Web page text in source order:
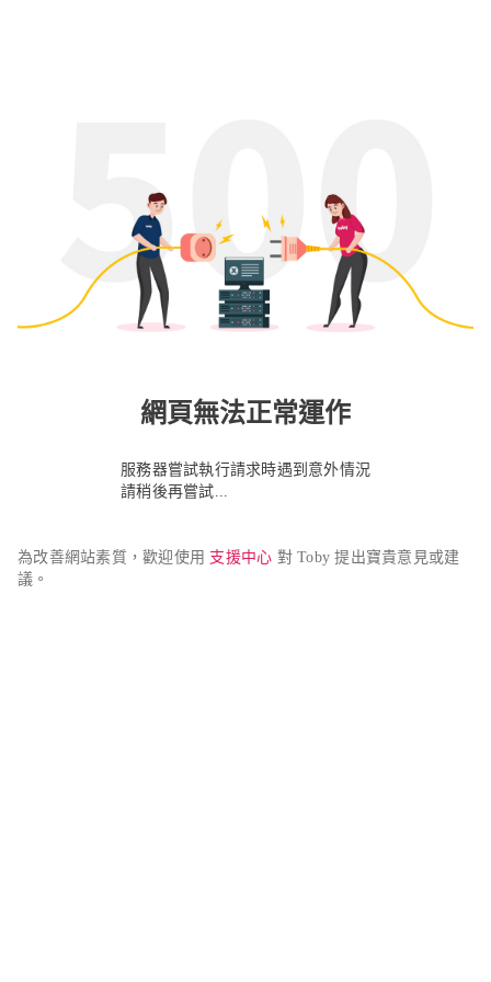
網頁無法正常運作
服務器嘗試執行請求時遇到意外情況
請稍後再嘗試...
為改善網站素質，歡迎使用 支援中心 對 Toby 提出寶貴意見或建
議。